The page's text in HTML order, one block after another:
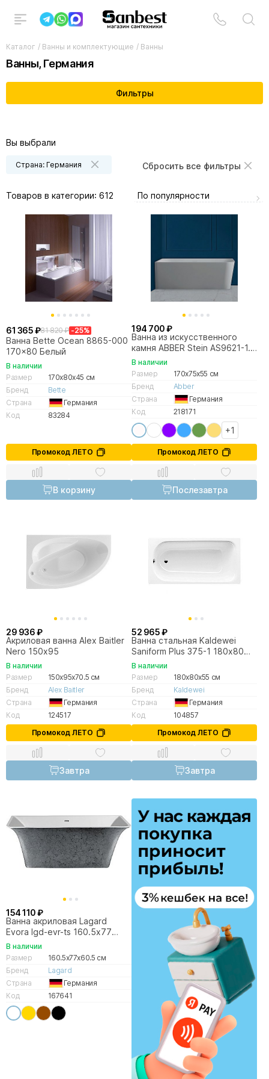
Каталог / Ванны и комплектующие / Ванны
Ванны, Германия
Фильтры
Вы выбрали
Страна: Германия Сбросить все фильтры
Товаров в категории: 612 По популярности
61 365 ₽81 820 ₽ -25%
Ванна Bette Ocean 8865-000
170x80 Белый
В наличии
Размер
170x80x45 см
Бренд
Bette
Страна
Германия
Код
83284
Промокод ЛЕТО
В корзину
194 700 ₽
Ванна из искусственного
камня ABBER Stein AS9621-1.7
L/R 170х75 белая матовая
В наличии
Размер
170x75x55 см
Бренд
Abber
Страна
Германия
Код
218171
+1
Промокод ЛЕТО
Послезавтра
29 936 ₽
Акриловая ванна Alex Baitler
Nero 150х95
В наличии
Размер
150x95x70.5 см
Бренд
Alex Baitler
Страна
Германия
Код
124517
Промокод ЛЕТО
Завтра
52 965 ₽
Ванна стальная Kaldewei
Saniform Plus 375-1 180х80
112800010001 белый
В наличии
Размер
180x80x55 см
Бренд
Kaldewei
Страна
Германия
Код
104857
Промокод ЛЕТО
Завтра
154 110 ₽
Ванна акриловая Lagard
Evora lgd-evr-ts 160.5х77
белая,серебро
В наличии
Размер
160.5x77x60.5 см
Бренд
Lagard
Страна
Германия
Код
167641